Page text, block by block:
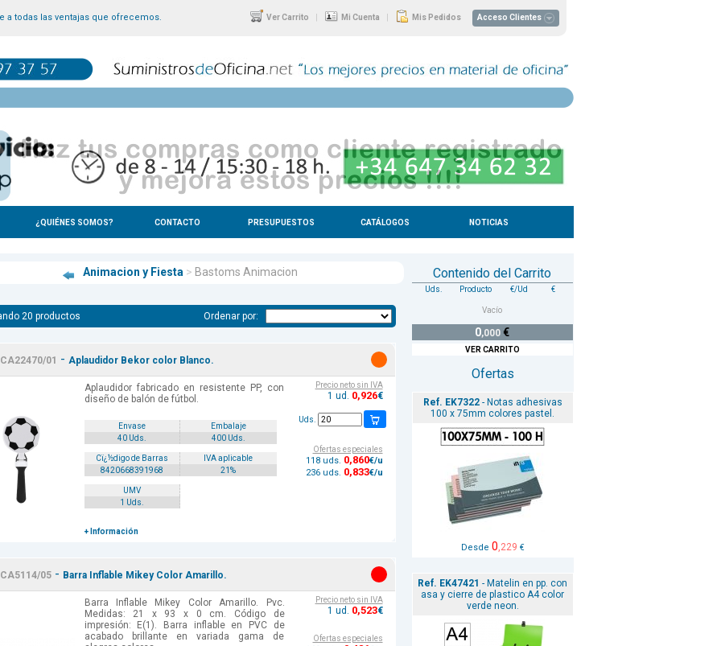
a todas las ventajas que ofrecemos. Ver Carrito | Mi Cuenta | Mis Pedidos Acceso Clientes
¿QUIÉNES SOMOS? CONTACTO PRESUPUESTOS CATÁLOGOS NOTICIAS
Animacion y Fiesta > Bastoms Animacion
20 productos Ordenar por:
CA22470/01 - Aplaudidor Bekor color Blanco.
Aplaudidor fabricado en resistente PP, con
diseño de balón de fútbol.
Envase
Embalaje
40 Uds.
400 Uds.
Cï¿½digo de Barras
IVA aplicable
8420668391968
21%
UMV
1 Uds.
+ Información
Precio neto sin IVA
1 ud. 0,926€
Uds.
Ofertas especiales
118 uds. 0,860€/u
236 uds. 0,833€/u
CA5114/05- Barra Inflable Mikey Color Amarillo.
Barra Inflable Mikey Color Amarillo. Pvc.
Medidas: 21 x 93 x 0 cm. Código de
impresión: E(1). Barra inflable en PVC de
acabado brillante en variada gama de
Precio neto sin IVA
1 ud. 0,523€
Ofertas especiales
Contenido del Carrito
Uds. Producto €/Ud €
Vacío
0,000 €
VER CARRITO
Ofertas
Ref. EK7322- Notas adhesivas
100 x 75mm colores pastel.
Desde 0,229 €
Ref. EK47421 - Matelin en pp. con
asa y cierre de plastico A4 color
verde neon.